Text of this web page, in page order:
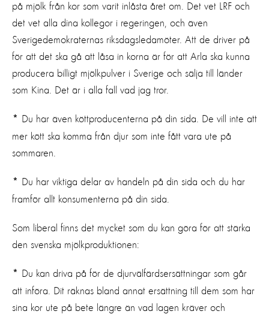
på mjölk från kor som varit inlåsta året om. Det vet LRF och
det vet alla dina kollegor i regeringen, och även
Sverigedemokraternas riksdagsledamöter. Att de driver på
för att det ska gå att låsa in korna är för att Arla ska kunna
producera billigt mjölkpulver i Sverige och sälja till länder
som Kina. Det är i alla fall vad jag tror.
* Du har även köttproducenterna på din sida. De vill inte att
mer kött ska komma från djur som inte fått vara ute på
sommaren.
* Du har viktiga delar av handeln på din sida och du har
framför allt konsumenterna på din sida.
Som liberal finns det mycket som du kan göra för att stärka
den svenska mjölkproduktionen:
* Du kan driva på för de djurvälfärdsersättningar som går
att införa. Dit räknas bland annat ersättning till dem som har
sina kor ute på bete längre än vad lagen kräver och